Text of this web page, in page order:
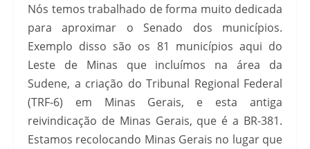
Nós temos trabalhado de forma muito dedicada
para aproximar o Senado dos municípios.
Exemplo disso são os 81 municípios aqui do
Leste de Minas que incluímos na área da
Sudene, a criação do Tribunal Regional Federal
(TRF-6) em Minas Gerais, e esta antiga
reivindicação de Minas Gerais, que é a BR-381.
Estamos recolocando Minas Gerais no lugar que